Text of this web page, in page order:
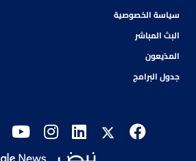
سياسة الخصوصية
البث المباشر
المذيعون
جدول البرامج